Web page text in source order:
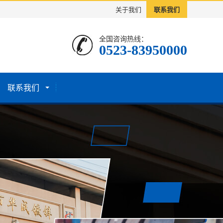
关于我们 联系我们
全国咨询热线：
0523-83950000
联系我们